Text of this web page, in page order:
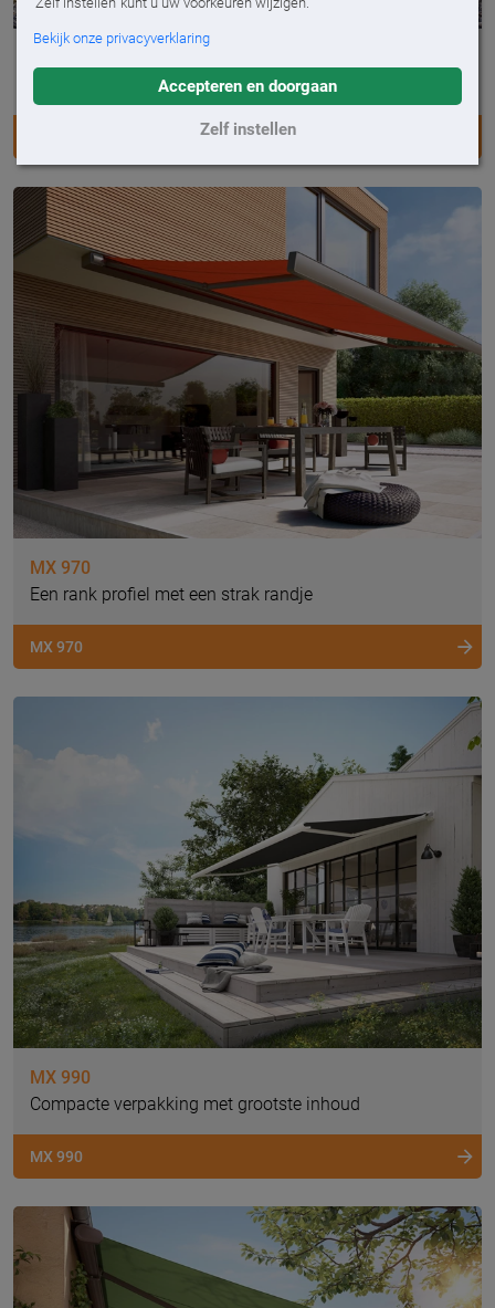
Bekijk onze privacyverklaring
Accepteren en doorgaan
Zelf instellen
Luxe zonnescherm met eigentijds design
MX 970
Een rank profiel met een strak randje
MX 970
MX 990
Compacte verpakking met grootste inhoud
MX 990